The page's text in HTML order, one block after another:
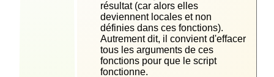
résultat (car alors elles
deviennent locales et non
définies dans ces fonctions).
Autrement dit, il convient d'effacer
tous les arguments de ces
fonctions pour que le script